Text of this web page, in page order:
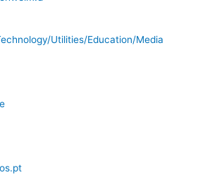
Utilities/Education/Media